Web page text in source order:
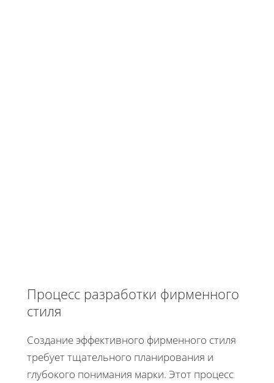
Процесс разработки фирменного
стиля
Создание эффективного фирменного стиля
требует тщательного планирования и
глубокого понимания марки. Этот процесс